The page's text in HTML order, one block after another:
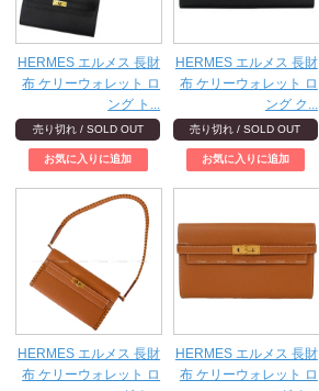
HERMES エルメス 長財
布 ケリーウォレット ロ
ング ト...
売り切れ / SOLD OUT
HERMES エルメス 長財
布 ケリーウォレット ロ
ング ク...
売り切れ / SOLD OUT
HERMES エルメス 長財
布 ケリーウォレット ロ
HERMES エルメス 長財
布 ケリーウォレット ロ